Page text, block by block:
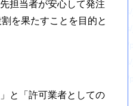
担当者が安心して発注
を果たすことを目的と
と「許可業者としての
hajimecreate.com/wp-
hajimecreate.com/wp-
hajimecreate.com/wp-
hajimecreate.com/wp-
hajimecreate.com/wp-
lightbox-js-extra'>